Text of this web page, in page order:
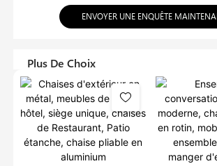
ENVOYER UNE ENQUÊTE
Plus De Choix